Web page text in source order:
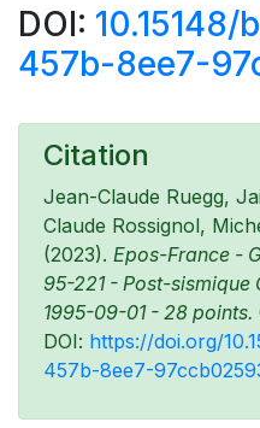
DOI:
457b-8ee7-
Citation
Jean-Claude Ruegg,
Claude Rossignol,
(2023). Epos-France -
95-221 - Post-sismique
1995-09-01 - 28 points.
DOI: https://doi.org/
457b-8ee7-